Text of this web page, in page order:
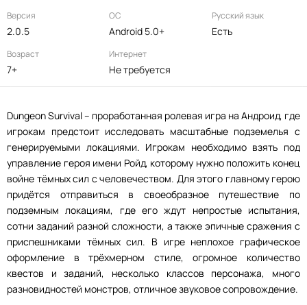
Версия
2.0.5
ОС
Android 5.0+
Русский язык
Есть
Возраст
7+
Интернет
Не требуется
Dungeon Survival – проработанная ролевая игра на Андроид, где
игрокам предстоит исследовать масштабные подземелья с
генерируемыми локациями. Игрокам необходимо взять под
управление героя имени Ройд, которому нужно положить конец
войне тёмных сил с человечеством. Для этого главному герою
придётся отправиться в своеобразное путешествие по
подземным локациям, где его ждут непростые испытания,
сотни заданий разной сложности, а также эпичные сражения с
приспешниками тёмных сил. В игре неплохое графическое
оформление в трёхмерном стиле, огромное количество
квестов и заданий, несколько классов персонажа, много
разновидностей монстров, отличное звуковое сопровождение.